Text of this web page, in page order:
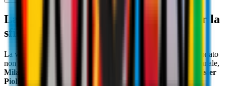
La lista dei giocatori a disposizione per la
sfida di stasera di San Siro
La vittoria di
è un ricordo ancora fresco, ma il campionato
non si ferma: per la
c'è, in infrasettimanale,
Milan-Torino
convocati da Mister
Pioli